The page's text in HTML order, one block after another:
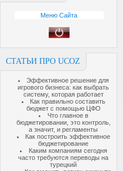
Меню Сайта
СТАТЬИ ПРО UCOZ
Эффективное решение для
игрового бизнеса: как выбрать
систему, которая работает
Как правильно составить
бюджет с помощью ЦФО
Что главное в
бюджетировании, это контроль,
а значит, и регламенты
Как построить эффективное
бюджетирование
Каким компаниям сегодня
часто требуются переводы на
турецкий